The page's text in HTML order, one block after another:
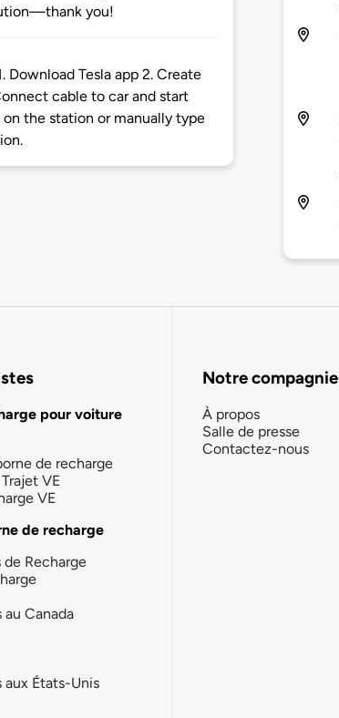
you!
Tesla app 2. Create
cable to car and start
the station or manually type
pour voiture
de recharge
VE
VE
de recharge
Recharge
Canada
aux États-Unis
Notre compagnie
À propos
Salle de presse
Contactez-nous